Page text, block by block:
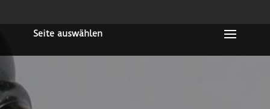
Seite auswählen